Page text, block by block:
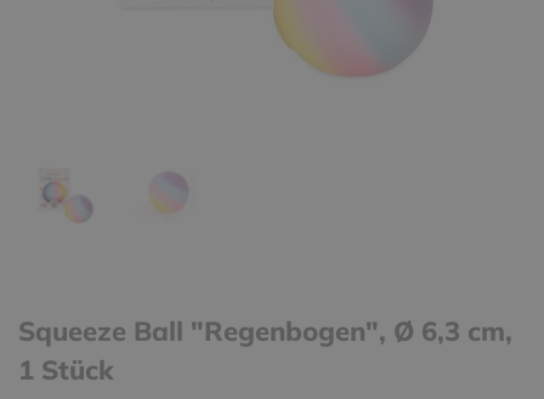
Squeeze Ball "Regenbogen", Ø 6,3 cm,
1 Stück